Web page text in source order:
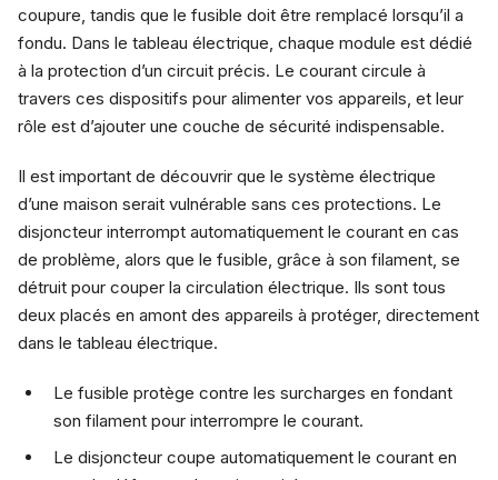
coupure, tandis que le fusible doit être remplacé lorsqu’il a
fondu. Dans le tableau électrique, chaque module est dédié
à la protection d’un circuit précis. Le courant circule à
travers ces dispositifs pour alimenter vos appareils, et leur
rôle est d’ajouter une couche de sécurité indispensable.
Il est important de découvrir que le système électrique
d’une maison serait vulnérable sans ces protections. Le
disjoncteur interrompt automatiquement le courant en cas
de problème, alors que le fusible, grâce à son filament, se
détruit pour couper la circulation électrique. Ils sont tous
deux placés en amont des appareils à protéger, directement
dans le tableau électrique.
Le fusible protège contre les surcharges en fondant
son filament pour interrompre le courant.
Le disjoncteur coupe automatiquement le courant en